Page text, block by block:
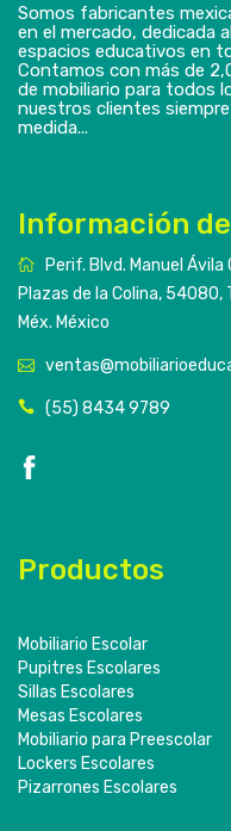
Somos fabricantes
en el mercado, dedicada
espacios educativos en
Contamos con más de
de mobiliario para todos
nuestros clientes
medida...
Información
Perif. Blvd. Manuel
Plazas de la Colina, 54080,
Méx. México
(55) 8434 9789
Productos
Mobiliario Escolar
Pupitres Escolares
Sillas Escolares
Mesas Escolares
Mobiliario para Preescolar
Lockers Escolares
Pizarrones Escolares